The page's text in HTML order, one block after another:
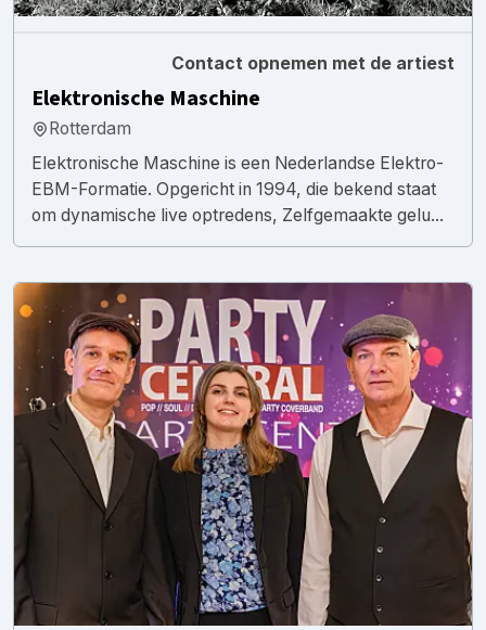
Contact opnemen met de artiest
Elektronische Maschine
Rotterdam
Elektronische Maschine is een Nederlandse Elektro-
EBM-Formatie. Opgericht in 1994, die bekend staat
om dynamische live optredens, Zelfgemaakte gelu...